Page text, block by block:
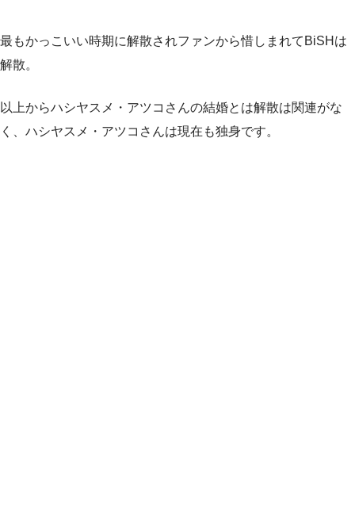
最もかっこいい時期に解散されファンから惜しまれてBiSHは
解散。
以上からハシヤスメ・アツコさんの結婚とは解散は関連がな
く、ハシヤスメ・アツコさんは現在も独身です。